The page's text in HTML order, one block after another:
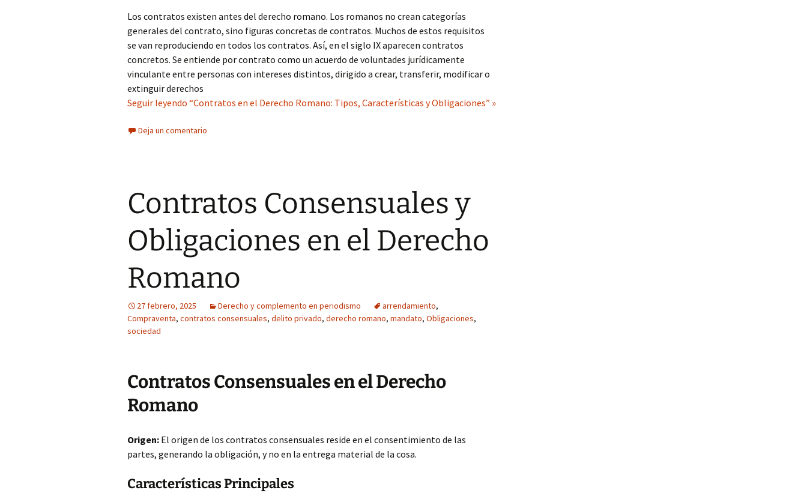
Los contratos existen antes del derecho romano. Los romanos no crean categorías
generales del contrato, sino figuras concretas de contratos. Muchos de estos requisitos
se van reproduciendo en todos los contratos. Así, en el siglo IX aparecen contratos
concretos. Se entiende por contrato como un acuerdo de voluntades jurídicamente
vinculante entre personas con intereses distintos, dirigido a crear, transferir, modificar o
extinguir derechos
Seguir leyendo “Contratos en el Derecho Romano: Tipos, Características y Obligaciones” »
Deja un comentario
Contratos Consensuales y
Obligaciones en el Derecho
Romano
27 febrero, 2025 Derecho y complemento en periodismo arrendamiento,
Compraventa, contratos consensuales, delito privado, derecho romano, mandato, Obligaciones,
sociedad
Contratos Consensuales en el Derecho
Romano
Origen: El origen de los contratos consensuales reside en el consentimiento de las
partes, generando la obligación, y no en la entrega material de la cosa.
Características Principales